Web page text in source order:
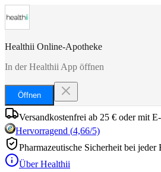
Healthii Online-Apotheke
In der Healthii App öffnen
Öffnen
Versandkostenfrei ab 25 € oder mit
Hervorragend (4,66/5)
Pharmazeutische Sicherheit bei jeder
Über Healthii